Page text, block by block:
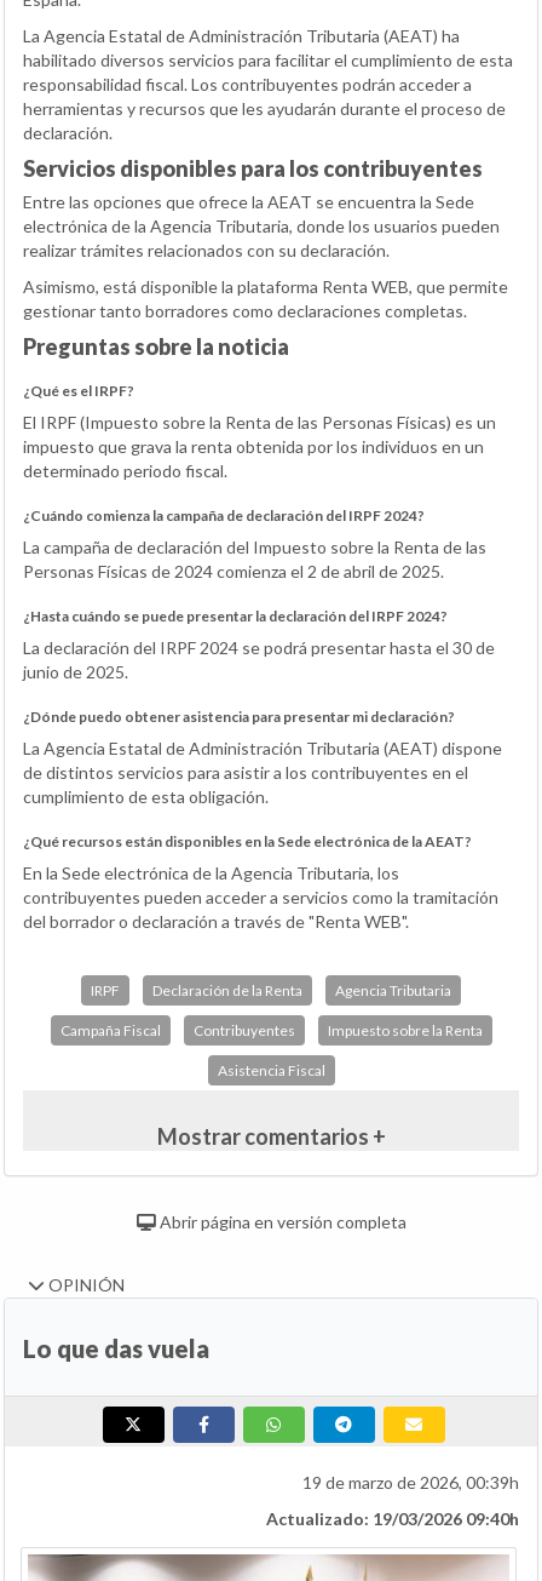
La Agencia Estatal de Administración Tributaria (AEAT) ha
habilitado diversos servicios para facilitar el cumplimiento de esta
responsabilidad fiscal. Los contribuyentes podrán acceder a
herramientas y recursos que les ayudarán durante el proceso de
declaración.
Servicios disponibles para los contribuyentes
Entre las opciones que ofrece la AEAT se encuentra la Sede
electrónica de la Agencia Tributaria, donde los usuarios pueden
realizar trámites relacionados con su declaración.
Asimismo, está disponible la plataforma Renta WEB, que permite
gestionar tanto borradores como declaraciones completas.
Preguntas sobre la noticia
¿Qué es el IRPF?
El IRPF (Impuesto sobre la Renta de las Personas Físicas) es un
impuesto que grava la renta obtenida por los individuos en un
determinado periodo fiscal.
¿Cuándo comienza la campaña de declaración del IRPF 2024?
La campaña de declaración del Impuesto sobre la Renta de las
Personas Físicas de 2024 comienza el 2 de abril de 2025.
¿Hasta cuándo se puede presentar la declaración del IRPF 2024?
La declaración del IRPF 2024 se podrá presentar hasta el 30 de
junio de 2025.
¿Dónde puedo obtener asistencia para presentar mi declaración?
La Agencia Estatal de Administración Tributaria (AEAT) dispone
de distintos servicios para asistir a los contribuyentes en el
cumplimiento de esta obligación.
¿Qué recursos están disponibles en la Sede electrónica de la AEAT?
En la Sede electrónica de la Agencia Tributaria, los
contribuyentes pueden acceder a servicios como la tramitación
del borrador o declaración a través de "Renta WEB".
IRPF Declaración de la Renta Agencia Tributaria
Campaña Fiscal Contribuyentes Impuesto sobre la Renta
Asistencia Fiscal
Mostrar comentarios +
Abrir página en versión completa
OPINIÓN
Lo que das vuela
19 de marzo de 2026, 00:39h
Actualizado: 19/03/2026 09:40h